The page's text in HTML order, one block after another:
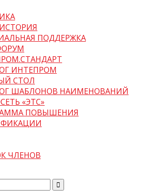
ПОДДЕРЖКА
ИНТЕПРОМ
СТОЛ
ШАБЛОНОВ НАИМЕНОВАНИЙ
«ЭТС»
ПОВЫШЕНИЯ
ЧЛЕНОВ